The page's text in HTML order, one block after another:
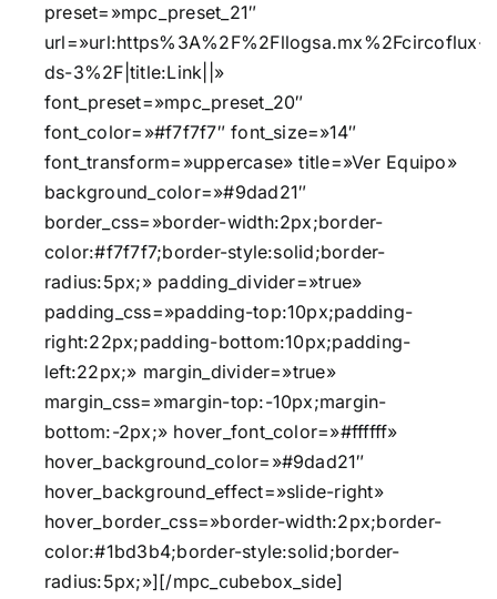
preset=»mpc_preset_21″
url=»url:https%3A%2F%2Fllogsa.mx%2Fcircoflux-
ds-3%2F|title:Link||»
font_preset=»mpc_preset_20″
font_color=»#f7f7f7″ font_size=»14″
font_transform=»uppercase» title=»Ver Equipo»
background_color=»#9dad21″
border_css=»border-width:2px;border-
color:#f7f7f7;border-style:solid;border-
radius:5px;» padding_divider=»true»
padding_css=»padding-top:10px;padding-
right:22px;padding-bottom:10px;padding-
left:22px;» margin_divider=»true»
margin_css=»margin-top:-10px;margin-
bottom:-2px;» hover_font_color=»#ffffff»
hover_background_color=»#9dad21″
hover_background_effect=»slide-right»
hover_border_css=»border-width:2px;border-
color:#1bd3b4;border-style:solid;border-
radius:5px;»][/mpc_cubebox_side]